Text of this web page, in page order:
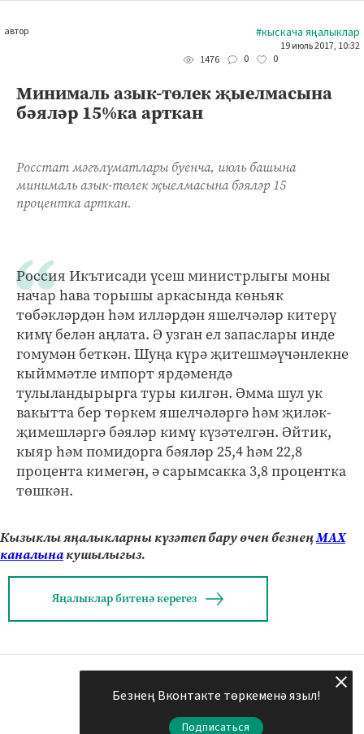
автор #кыскача яңалыклар
19 июль 2017, 10:32
1476
0 0
Минималь азык-төлек җыелмасына
бәяләр 15%ка арткан
Росстат мәгълүматлары буенча, июль башына
минималь азык-төлек җыелмасына бәяләр 15
процентка арткан.
Россия Икътисади үсеш министрлыгы моны
начар һава торышы аркасында көньяк
төбәкләрдән һәм илләрдән яшелчәләр китерү
кимү белән аңлата. Ә узган ел запаслары инде
гомумән беткән. Шуңа күрә җитешмәүчәнлекне
кыйммәтле импорт ярдәмендә
тулыландырырга туры килгән. Әмма шул ук
вакытта бер төркем яшелчәләргә һәм җиләк-
җимешләргә бәяләр кимү күзәтелгән. Әйтик,
кыяр һәм помидорга бәяләр 25,4 һәм 22,8
процента кимегән, ә сарымсакка 3,8 процентка
төшкән.
Кызыклы яңалыкларны күзәтеп бару өчен безнеңМАХ
каналынакушылыгыз.
Яңалыклар битенә керегез
Безнең Вконтакте төркеменә языл!
Подписаться